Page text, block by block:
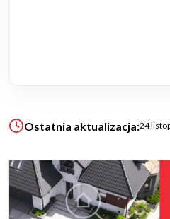
Ogrody
KALKULATOR BUDOWY
BLOG
O NAS
Ostatnia aktualizacja:24